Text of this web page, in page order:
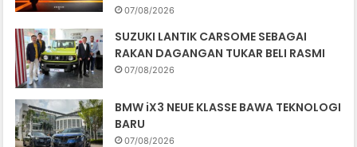
07/08/2026
SUZUKI LANTIK CARSOME SEBAGAI
RAKAN DAGANGAN TUKAR BELI RASMI
07/08/2026
BMW iX3 NEUE KLASSE BAWA TEKNOLOGI
BARU
07/08/2026